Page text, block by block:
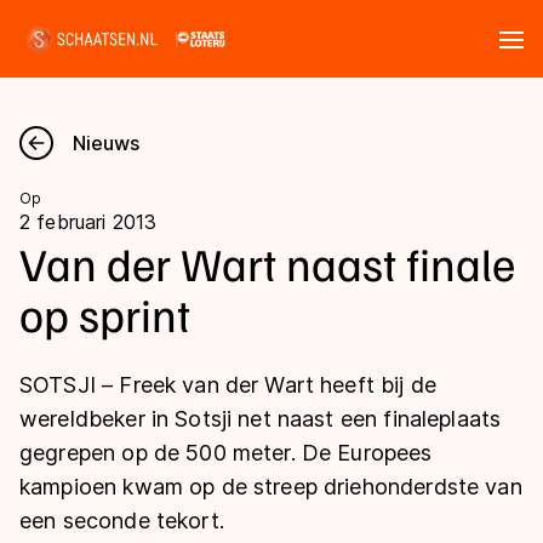
Nieuws
Kalender
Disciplines
Langebaan
Shorttrack
Inlineskaten
Uitslagen
Langebaan
Shorttrack
Marathon
Tijden & historie
Ranglijsten Langebaan
Nieuws
Op
2 februari 2013
Van der Wart naast finale
op sprint
SOTSJI – Freek van der Wart heeft bij de
wereldbeker in Sotsji net naast een finaleplaats
gegrepen op de 500 meter. De Europees
kampioen kwam op de streep driehonderdste van
een seconde tekort.